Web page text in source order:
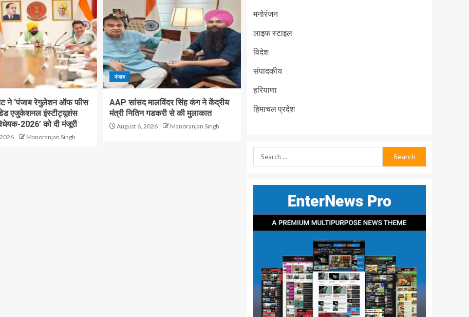
ने ‘पंजाब रेगुलेशन ऑफ फीस
एजुकेशनल इंस्टीट्यूशंस
2026’ को दी मंजूरी
Manoranjan Singh
पंजाब
AAP सांसद मालविंदर सिंह कंग ने केंद्रीय
मंत्री नितिन गडकरी से की मुलाकात
August 6, 2026 Manoranjan Singh
मनोरंजन
लाइफ स्टाइल
विदेश
संपादकीय
हरियाणा
हिमाचल प्रदेश